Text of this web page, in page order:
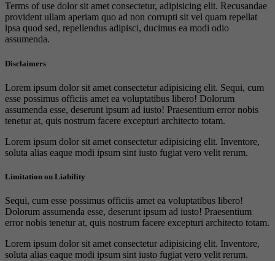
Terms of use dolor sit amet consectetur, adipisicing elit. Recusandae
provident ullam aperiam quo ad non corrupti sit vel quam repellat
ipsa quod sed, repellendus adipisci, ducimus ea modi odio
assumenda.
Disclaimers
Lorem ipsum dolor sit amet consectetur adipisicing elit. Sequi, cum
esse possimus officiis amet ea voluptatibus libero! Dolorum
assumenda esse, deserunt ipsum ad iusto! Praesentium error nobis
tenetur at, quis nostrum facere excepturi architecto totam.
Lorem ipsum dolor sit amet consectetur adipisicing elit. Inventore,
soluta alias eaque modi ipsum sint iusto fugiat vero velit rerum.
Limitation on Liability
Sequi, cum esse possimus officiis amet ea voluptatibus libero!
Dolorum assumenda esse, deserunt ipsum ad iusto! Praesentium
error nobis tenetur at, quis nostrum facere excepturi architecto totam.
Lorem ipsum dolor sit amet consectetur adipisicing elit. Inventore,
soluta alias eaque modi ipsum sint iusto fugiat vero velit rerum.